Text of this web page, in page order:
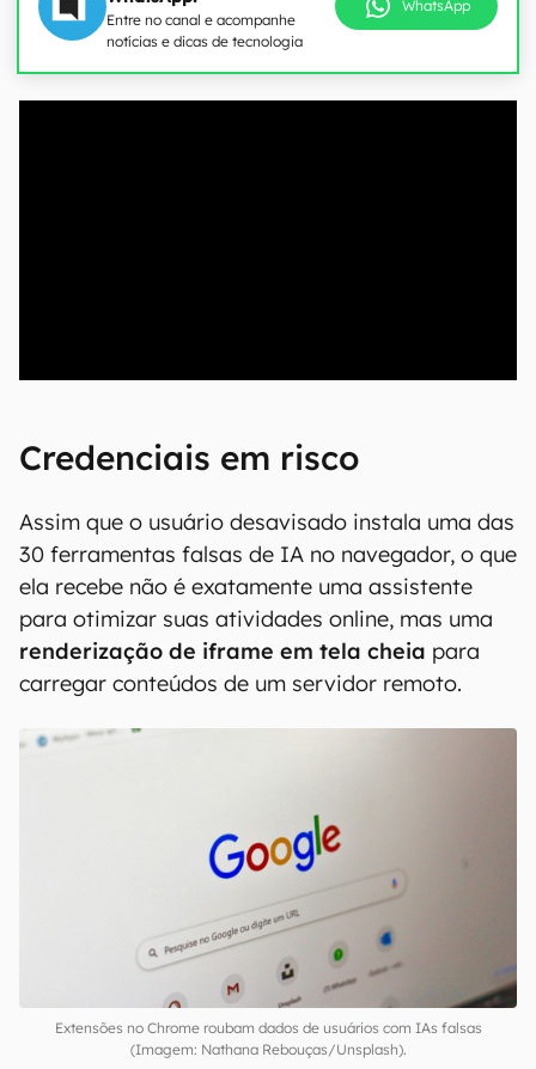
Entre no canal e acompanhe
notícias e dicas de tecnologia
WhatsApp
Credenciais em risco
Assim que o usuário desavisado instala uma das
30 ferramentas falsas de IA no navegador, o que
ela recebe não é exatamente uma assistente
para otimizar suas atividades online, mas uma
renderização de iframe em tela cheia para
carregar conteúdos de um servidor remoto.
Extensões no Chrome roubam dados de usuários com IAs falsas
(Imagem: Nathana Rebouças/Unsplash).